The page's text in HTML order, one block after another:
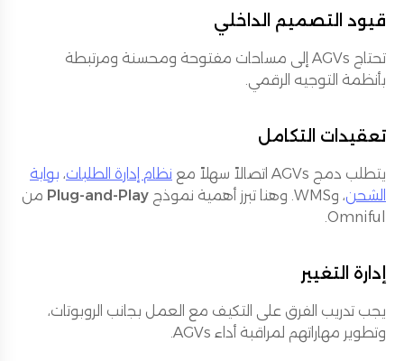
قيود التصميم الداخلي
تحتاج AGVs إلى مساحات مفتوحة ومحسنة ومرتبطة
بأنظمة التوجيه الرقمي.
تعقيدات التكامل
يتطلب دمج AGVs اتصالاً سهلاً مع نظام إدارة الطلبات، بوابة
الشحن، وWMS. وهنا تبرز أهمية نموذج Plug-and-Play من
Omniful.
إدارة التغيير
يجب تدريب الفرق على التكيف مع العمل بجانب الروبوتات،
وتطوير مهاراتهم لمراقبة أداء AGVs.